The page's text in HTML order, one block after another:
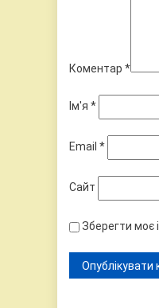
Коментар *
Ім'я *
Email *
Сайт
Зберегти моє